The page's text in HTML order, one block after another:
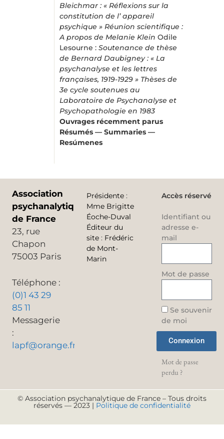
Bleichmar : « Réflexions sur la
constitution de l’ appareil
psychique » Réunion scientifique :
A propos de Melanie Klein Odile
Lesourne : Soutenance de thèse
de Bernard Daubigney : « La
psychanalyse et les lettres
françaises, 1919-1929 » Thèses de
3e cycle soutenues au
Laboratoire de Psychanalyse et
Psychopathologie en 1983
Ouvrages récemment parus
Résumés — Summaries —
Resúmenes
Association
psychanalytique
de France
23, rue
Chapon
75003 Paris
Téléphone :
(0)1 43 29
85 11
Messagerie
:
lapf@orange.fr
Présidente :
Mme Brigitte
Éoche-Duval
Éditeur du
site : Frédéric
de Mont-
Marin
Accès réservé
Identifiant ou
adresse e-
mail
Mot de passe
Se souvenir
de moi
Connexion
Mot de passe
perdu ?
© Association psychanalytique de France – Tous droits
réservés — 2023 | Politique de confidentialité